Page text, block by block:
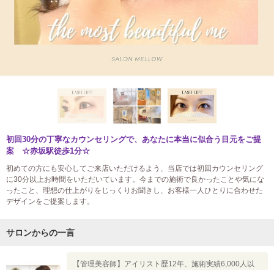
初回30分の丁寧なカウンセリングで、あなたに本当に似合う目元をご提
案 ☆赤坂駅徒歩1分☆
初めての方にも安心してご来店いただけるよう、当店では初回カウンセリング
に30分以上お時間をいただいています。今までの施術で良かったことや気にな
ったこと、理想の仕上がりをじっくりお聞きし、お客様一人ひとりに合わせた
デザインをご提案します。
サロンからの一言
【管理美容師】アイリスト歴12年、施術実績6,000人以